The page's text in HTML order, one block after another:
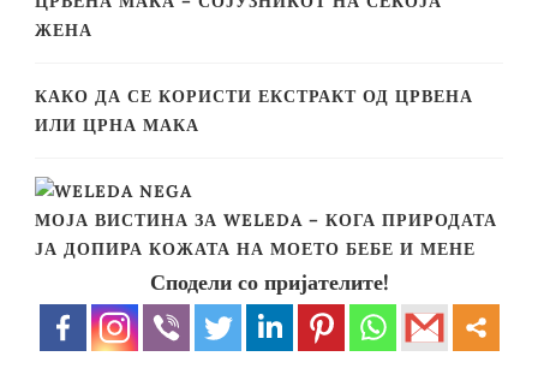
ЖЕНА
КАКО ДА СЕ КОРИСТИ ЕКСТРАКТ ОД ЦРВЕНА
ИЛИ ЦРНА МАКА
МОЈА ВИСТИНА ЗА WELEDA – КОГА ПРИРОДАТА
ЈА ДОПИРА КОЖАТА НА МОЕТО БЕБЕ И МЕНЕ
Сподели со пријателите!